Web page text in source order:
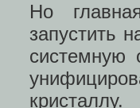
Но
запустить
системную